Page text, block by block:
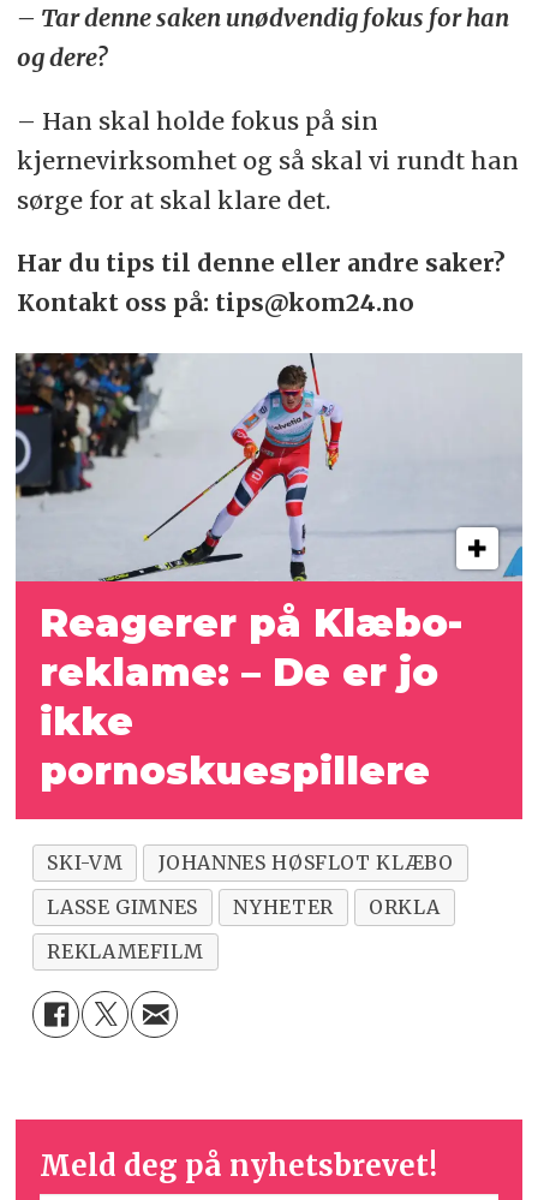
– Tar denne saken unødvendig fokus for han
og dere?
– Han skal holde fokus på sin
kjernevirksomhet og så skal vi rundt han
sørge for at skal klare det.
Har du tips til denne eller andre saker?
Kontakt oss på: tips@kom24.no
Reagerer på Klæbo-
reklame: – De er jo
ikke
pornoskuespillere
SKI-VM
JOHANNES HØSFLOT KLÆBO
LASSE GIMNES
NYHETER
ORKLA
REKLAMEFILM
Meld deg på nyhetsbrevet!